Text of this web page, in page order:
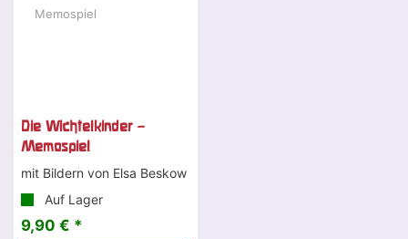
Die Wichtelkinder –
Memospiel
mit Bildern von Elsa Beskow
Auf Lager
9,90 € *